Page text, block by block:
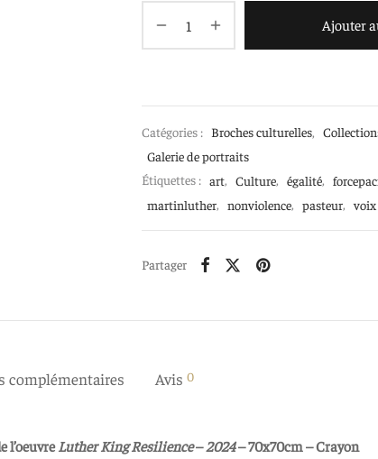
Ajouter
Catégories : Broches culturelles,
Galerie de portraits
Étiquettes : art, Culture, égalité,
martinluther, nonviolence, pasteur, voix
Partager
complémentaires Avis 0
Luther King Resilience– 2024– 70x70cm – Crayon